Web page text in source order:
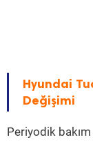
Hyundai
Değişimi
Periyodik